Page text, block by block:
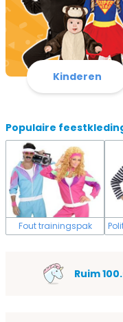
Kinderen
Populaire
Fout trainingspak
Ruim